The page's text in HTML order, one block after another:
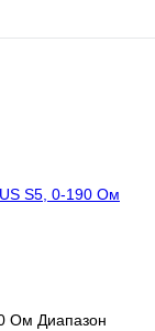
Ом Диапазон